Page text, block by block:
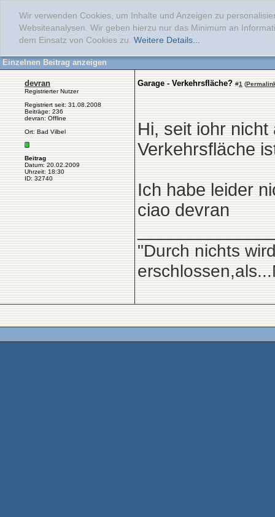
Wir verwenden Cookies, um Inhalte und Anzeigen zu
Websiteanalysen. Wir geben hierzu nur das Minimum an
dem Einsatz von Cookies zu. Weitere Details...
Einzelnen Beitrag anzeigen
devran
Registrierter Nutzer
Registriert seit: 31.08.2008
Beiträge: 236
devran: Offline
Ort: Bad Vilbel
Beitrag
Datum: 20.02.2009
Uhrzeit: 18:30
ID: 32740
Garage - Verkehrsfläche? #1 (
Hi, seit iohr
Verkehrsfläche
Ich habe leider
ciao devran
"Durch nichts